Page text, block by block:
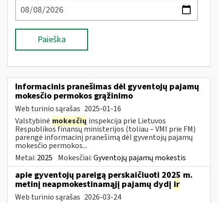
Paieška
Informacinis pranešimas dėl gyventojų pajamų
mokesčio permokos grąžinimo
Web turinio sąrašas 2025-01-16
Valstybinė mokesčių inspekcija prie Lietuvos
Respublikos finansų ministerijos (toliau – VMI prie FM)
parengė informacinį pranešimą dėl gyventojų pajamų
mokesčio permokos...
Metai: 2025 Mokesčiai:Gyventojų pajamų mokestis
apie gyventojų pareigą perskaičiuoti 2025 m.
metinį neapmokestinamąjį pajamų dydį ir
Web turinio sąrašas 2026-03-24